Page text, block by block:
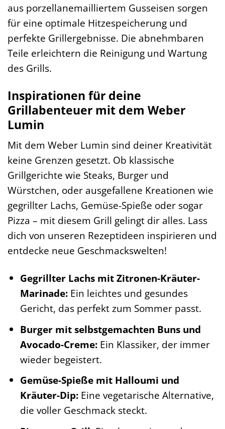
aus porzellanemailliertem Gusseisen sorgen
für eine optimale Hitzespeicherung und
perfekte Grillergebnisse. Die abnehmbaren
Teile erleichtern die Reinigung und Wartung
des Grills.
Inspirationen für deine
Grillabenteuer mit dem Weber
Lumin
Mit dem Weber Lumin sind deiner Kreativität
keine Grenzen gesetzt. Ob klassische
Grillgerichte wie Steaks, Burger und
Würstchen, oder ausgefallene Kreationen wie
gegrillter Lachs, Gemüse-Spieße oder sogar
Pizza – mit diesem Grill gelingt dir alles. Lass
dich von unseren Rezeptideen inspirieren und
entdecke neue Geschmackswelten!
Gegrillter Lachs mit Zitronen-Kräuter-
Marinade:Ein leichtes und gesundes
Gericht, das perfekt zum Sommer passt.
Burger mit selbstgemachten Buns und
Avocado-Creme:Ein Klassiker, der immer
wieder begeistert.
Gemüse-Spieße mit Halloumi und
Kräuter-Dip:Eine vegetarische Alternative,
die voller Geschmack steckt.